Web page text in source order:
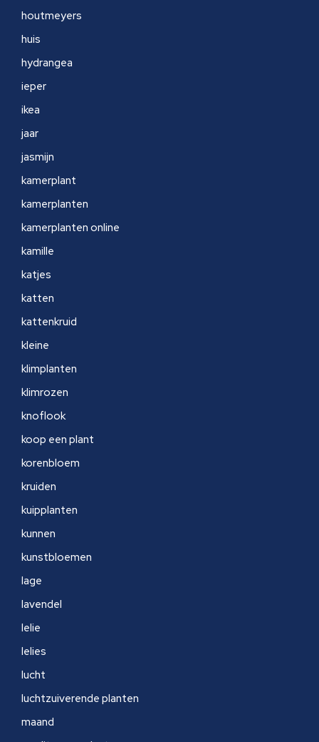
houtmeyers
huis
hydrangea
ieper
ikea
jaar
jasmijn
kamerplant
kamerplanten
kamerplanten online
kamille
katjes
katten
kattenkruid
kleine
klimplanten
klimrozen
knoflook
koop een plant
korenbloem
kruiden
kuipplanten
kunnen
kunstbloemen
lage
lavendel
lelie
lelies
lucht
luchtzuiverende planten
maand